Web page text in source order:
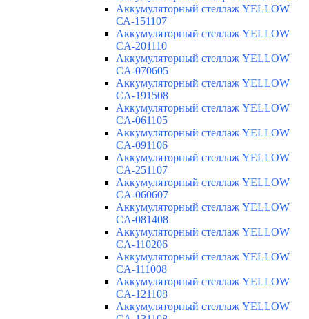
Аккумуляторный стеллаж YELLOW
СА-151107
Аккумуляторный стеллаж YELLOW
CA-201110
Аккумуляторный стеллаж YELLOW
CA-070605
Аккумуляторный стеллаж YELLOW
CA-191508
Аккумуляторный стеллаж YELLOW
CA-061105
Аккумуляторный стеллаж YELLOW
CA-091106
Аккумуляторный стеллаж YELLOW
CA-251107
Аккумуляторный стеллаж YELLOW
CA-060607
Аккумуляторный стеллаж YELLOW
CA-081408
Аккумуляторный стеллаж YELLOW
CA-110206
Аккумуляторный стеллаж YELLOW
CA-111008
Аккумуляторный стеллаж YELLOW
CA-121108
Аккумуляторный стеллаж YELLOW